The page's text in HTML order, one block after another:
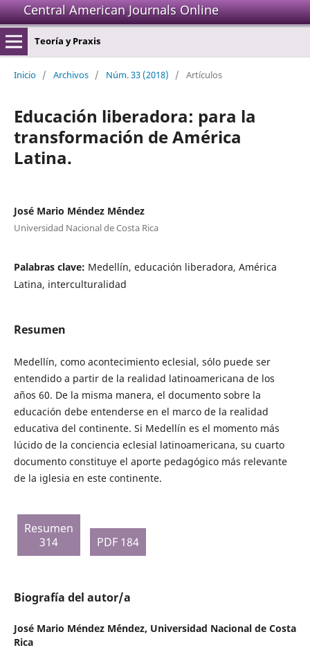
Central American Journals Online
Teoría y Praxis
Inicio / Archivos / Núm. 33 (2018) / Artículos
Educación liberadora: para la
transformación de América
Latina.
José Mario Méndez M´éndez
Universidad Nacional de Costa Rica
Palabras clave: Medellín, educación liberadora, América
Latina, interculturalidad
Resumen
Medellín, como acontecimiento eclesial, sólo puede ser
entendido a partir de la realidad latinoamericana de los
años 60. De la misma manera, el documento sobre la
educación debe entenderse en el marco de la realidad
educativa del continente. Si Medellín es el momento más
lúcido de la conciencia eclesial latinoamericana, su cuarto
documento constituye el aporte pedagógico más relevante
de la iglesia en este continente.
Resumen
314
PDF 184
Biografía del autor/a
José Mario Méndez M´éndez, Universidad Nacional de Costa
Rica